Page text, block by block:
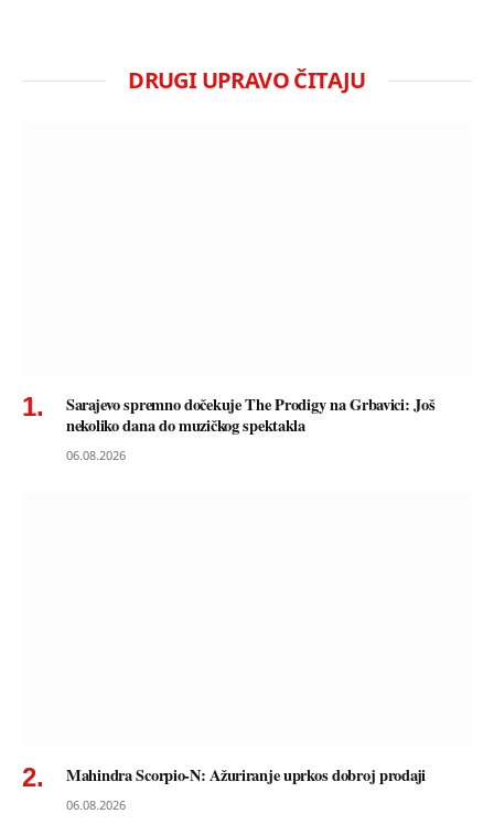
DRUGI UPRAVO ČITAJU
Sarajevo spremno dočekuje The Prodigy na Grbavici: Još
nekoliko dana do muzičkog spektakla
06.08.2026
Mahindra Scorpio-N: Ažuriranje uprkos dobroj prodaji
06.08.2026